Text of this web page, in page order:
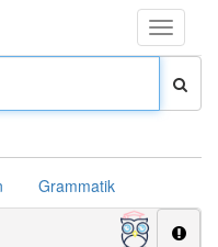
Toggle
Grammatik